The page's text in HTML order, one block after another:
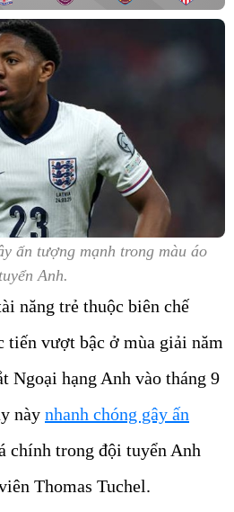
ấn tượng mạnh trong màu áo
tuyển Anh.
năng trẻ thuộc biên chế
tiến vượt bậc ở mùa giải năm
Ngoại hạng Anh vào tháng 9
này nhanh chóng gây ấn
chính trong đội tuyển Anh
Thomas Tuchel.